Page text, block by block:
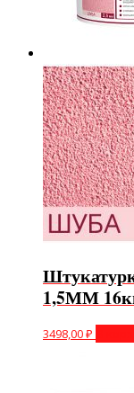
1,5ММ
3498,00₽